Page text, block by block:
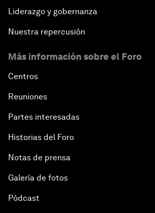
Liderazgo y gobernanza
Nuestra repercusión
Más información sobre el Foro
Centros
Reuniones
Partes interesadas
Historias del Foro
Notas de prensa
Galería de fotos
Pódcast